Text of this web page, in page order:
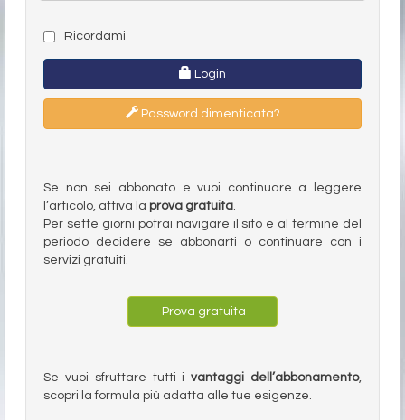
Ricordami
Login
Password dimenticata?
Se non sei abbonato e vuoi continuare a leggere
l’articolo, attiva la prova gratuita.
Per sette giorni potrai navigare il sito e al termine del
periodo decidere se abbonarti o continuare con i
servizi gratuiti.
Prova gratuita
Se vuoi sfruttare tutti ivantaggi dell’abbonamento,
scopri la formula più adatta alle tue esigenze.